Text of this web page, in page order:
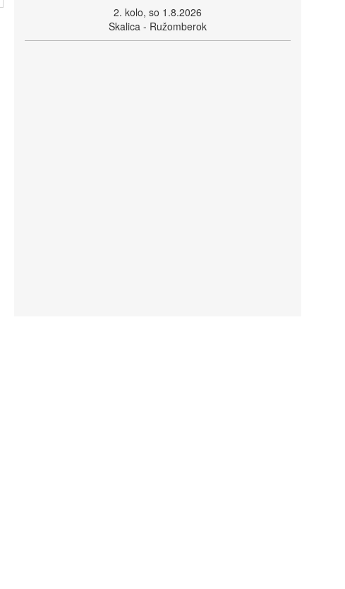
2. kolo, so 1.8.2026
Skalica - Ružomberok